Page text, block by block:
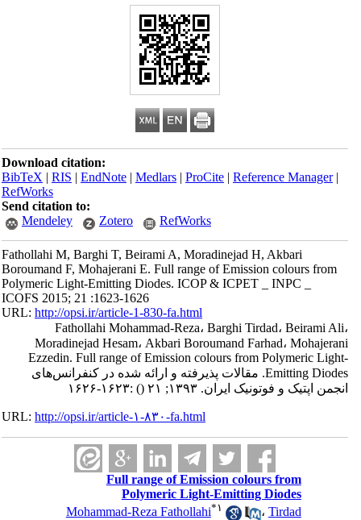
Download citation:
BibTeX|RIS|EndNote|Medlars|ProCite|Reference Manager
RefWorks
Send citation to:
Mendeley
Zotero RefWorks
Fathollahi M, Barghi T, Beirami A, Moradinejad H, Akbari
Boroumand F, Mohajerani E. Full range of Emission colours from
Polymeric Light-Emitting Diodes. ICOP & ICPET _ INPC _
ICOFS 2015; 21 :1623-1626
URL:http://opsi.ir/article-1-830-fa.html
Fathollahi Mohammad-Reza، Barghi Tirdad، Beirami Ali،
Moradinejad Hesam، Akbari Boroumand Farhad، Mohajerani
Ezzedin. Full range of Emission colours from Polymeric Light-
Emitting Diodes. مقالات پذیرفته و ارائه شده در کنفرانس‌های
انجمن اپتیک و فوتونیک ایران. ۱۳۹۳; ۲۱
() :۱۶۲۳-۱۶۲۶
URL:http://opsi.ir/article-۱-۸۳۰-fa.html
Full range of Emission colours from
Polymeric Light-Emitting Diodes
Mohammad-Reza Fathollahi*۱ ،Tirdad